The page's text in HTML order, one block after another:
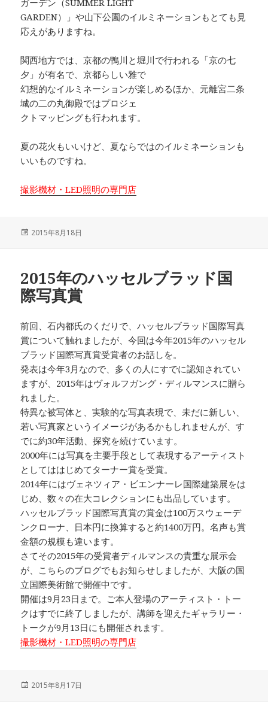
GARDEN）」や山下公園のイルミネーションもとても見
応えがありますね。
関西地方では、京都の鴨川と堀川で行われる「京の七
夕」が有名で、京都らしい雅で
幻想的なイルミネーションが楽しめるほか、元離宮二条
城の二の丸御殿ではプロジェ
クトマッピングも行われます。
夏の花火もいいけど、夏ならではのイルミネーションも
いいものですね。
撮影機材・LED照明の専門店
投
2015年8月18日
2015年のハッセルブラッド国
際写真賞
前回、石内都氏のくだりで、ハッセルブラッド国際写真
賞について触れましたが、今回は今年2015年のハッセル
ブラッド国際写真賞受賞者のお話しを。
発表は今年3月なので、多くの人にすでに認知されてい
ますが、2015年はヴォルフガング・ディルマンスに贈ら
れました。
特異な被写体と、実験的な写真表現で、未だに新しい、
若い写真家というイメージがあるかもしれませんが、す
でに約30年活動、探究を続けています。
2000年には写真を主要手段として表現するアーティスト
としてははじめてターナー賞を受賞。
2014年にはヴェネツィア・ビエンナーレ国際建築展をは
じめ、数々の在大コレクションにも出品しています。
ハッセルブラッド国際写真賞の賞金は100万スウェーデ
ンクローナ、日本円に換算すると約1400万円。名声も賞
金額の規模も違います。
さてその2015年の受賞者ディルマンスの貴重な展示会
が、こちらのブログでもお知らせしましたが、大阪の国
立国際美術館で開催中です。
開催は9月23日まで。ご本人登場のアーティスト・トー
クはすでに終了しましたが、講師を迎えたギャラリー・
トークが9月13日にも開催されます。
撮影機材・LED照明の専門店
投
2015年8月17日